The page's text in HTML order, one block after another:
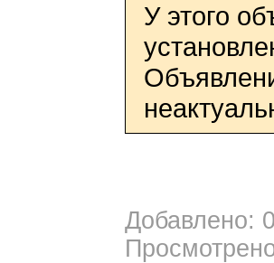
У этого
Добавлено: